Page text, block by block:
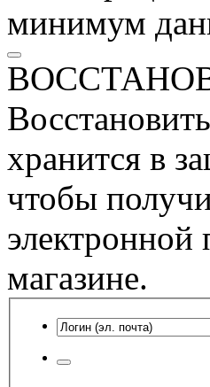
минимум
хранится в
чтобы
электронной
магазине.